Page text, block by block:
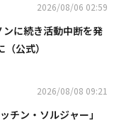
2026/08/06 02:59
ンに続き活動中断を発
公式）
2026/08/08 09:21
チン・ソルジャー」